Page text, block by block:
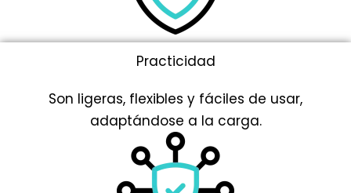
Practicidad
Son ligeras, flexibles y fáciles de usar,
adaptándose a la carga.